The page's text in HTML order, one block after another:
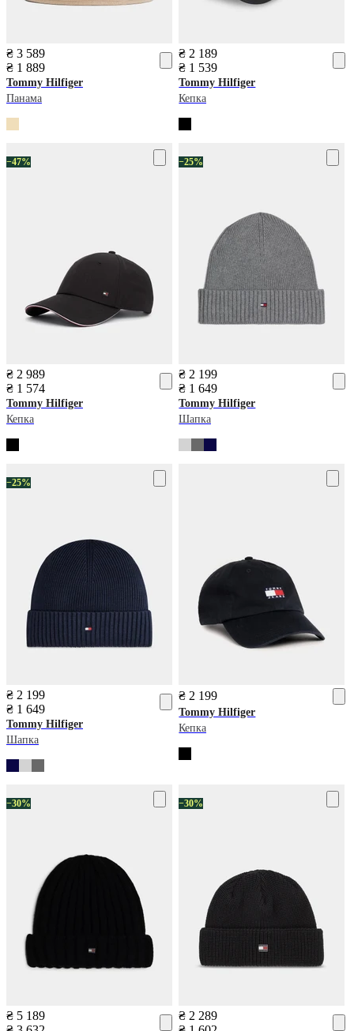
₴ 3 589
₴ 1 889
Tommy Hilfiger
Панама
₴ 2 189
₴ 1 539
Tommy Hilfiger
Кепка
−47%
₴ 2 989
₴ 1 574
Tommy Hilfiger
Кепка
−25%
₴ 2 199
₴ 1 649
Tommy Hilfiger
Шапка
−25%
₴ 2 199
₴ 1 649
Tommy Hilfiger
Шапка
₴ 2 199
Tommy Hilfiger
Кепка
−30%
₴ 5 189
−30%
₴ 2 289